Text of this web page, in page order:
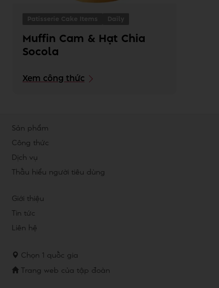
Patisserie Cake Items Daily
Muffin Cam & Hạt Chia
Socola
Xem công thức
Sản phẩm
Công thức
Dịch vụ
Thấu hiểu người tiêu dùng
Giới thiệu
Tin tức
Liên hệ
Chọn 1 quốc gia
Trang web của tập đoàn